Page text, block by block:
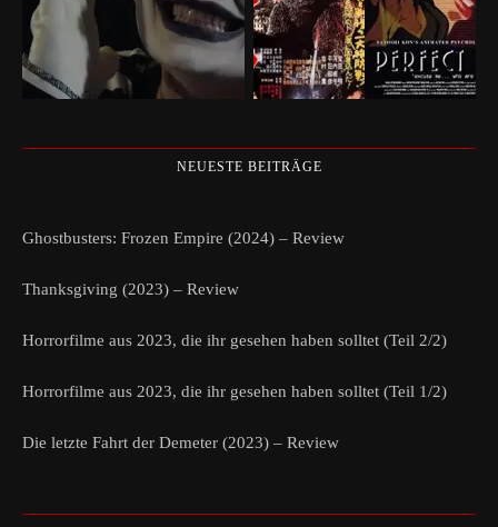
NEUESTE BEITRÄGE
Ghostbusters: Frozen Empire (2024) – Review
Thanksgiving (2023) – Review
Horrorfilme aus 2023, die ihr gesehen haben solltet (Teil 2/2)
Horrorfilme aus 2023, die ihr gesehen haben solltet (Teil 1/2)
Die letzte Fahrt der Demeter (2023) – Review